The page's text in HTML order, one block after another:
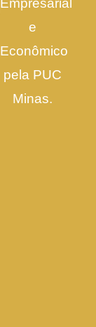
Empresarial
e
Econômico
pela PUC
Minas.